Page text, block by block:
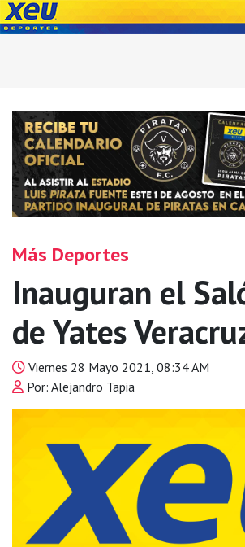
Más Deportes
Inauguran el
de Yates
Viernes 28 Mayo 2021, 08:34 AM
Por: Alejandro Tapia